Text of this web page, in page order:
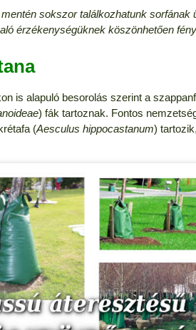
sokszor találkozhatunk
érzékenységüknek köszönhetően
is alapuló besorolás szerint a
) fák tartoznak. Fontos
(Aesculus hippocastanum)